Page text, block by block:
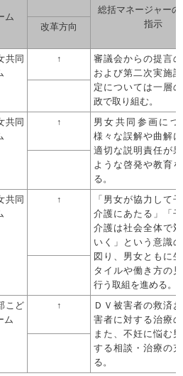
ム
総括マネージャーの
指示
改革方向
共同
↑
審議会からの提言
および第二次実施
定については一層
政で取り組む。
共同
↑
男女共同参画につ
様々な誤解や曲解
適切な説明責任が
ような啓発や教育
る。
共同
↑
「男女が協力して
介護にあたる」「
介護は社会全体で
いく」という意識
図り、男女ともに
タイルや働き方の
行う取組を進める。
こど
ム
↑
ＤＶ被害者の救済
害者に対する治療
また、不妊に悩む
する相談・治療の
る。